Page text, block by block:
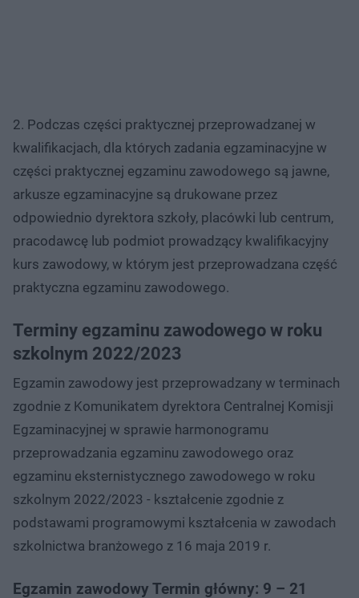
2. Podczas części praktycznej przeprowadzanej w
kwalifikacjach, dla których zadania egzaminacyjne w
części praktycznej egzaminu zawodowego są jawne,
arkusze egzaminacyjne są drukowane przez
odpowiednio dyrektora szkoły, placówki lub centrum,
pracodawcę lub podmiot prowadzący kwalifikacyjny
kurs zawodowy, w którym jest przeprowadzana część
praktyczna egzaminu zawodowego.
Terminy egzaminu zawodowego w roku
szkolnym 2022/2023
Egzamin zawodowy jest przeprowadzany w terminach
zgodnie z Komunikatem dyrektora Centralnej Komisji
Egzaminacyjnej w sprawie harmonogramu
przeprowadzania egzaminu zawodowego oraz
egzaminu eksternistycznego zawodowego w roku
szkolnym 2022/2023 - kształcenie zgodnie z
podstawami programowymi kształcenia w zawodach
szkolnictwa branżowego z 16 maja 2019 r.
Egzamin zawodowy Termin główny: 9 – 21